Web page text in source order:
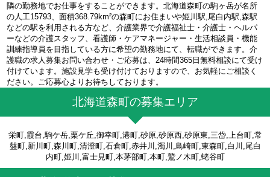
隣の勤務地でお仕事をすることができます。北海道森町の駒ヶ岳が名所
の人工15793、面積368.79km²の森町にお住まいや姫川駅,尾白内駅,森駅
などの駅を利用される方など、介護業界で介護福祉士・介護士・ヘルパ
ーなどの介護スタッフ、看護師・ケアマネージャー・生活相談員・機能
訓練指導員を目指している方に希望の勤務地にて、転職ができます。介
護職の求人募集お問い合わせ・ご応募は、24時間365日無料相談にて受け
付けています。施設見学も受け付けておりますので、お気軽にご相談く
ださい。ご応募心よりお待ちしております。
北海道森町の募集エリア
栄町,霞台,駒ケ岳,栗ケ丘,御幸町,港町,砂原,砂原西,砂原東,三岱,上台町,常
盤町,新川町,森川町,清澄町,石倉町,赤井川,濁川,鳥崎町,東森町,白川,尾白
内町,姫川,富士見町,本茅部町,本町,鷲ノ木町,蛯谷町